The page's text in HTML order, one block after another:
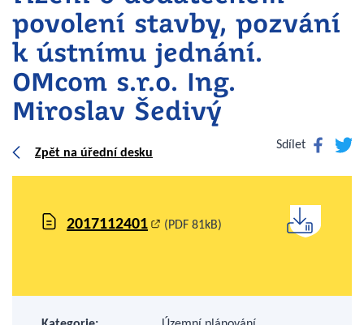
povolení stavby, pozvání
k ústnímu jednání.
OMcom s.r.o. Ing.
Miroslav Šedivý
Zpět na úřední desku
Sdílet Facebook
2017112401 (PDF 81kB)